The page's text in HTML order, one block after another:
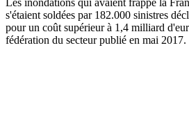
s'étaient soldées par 182.000 sinistres
pour un coût supérieur à 1,4 milliard
fédération du secteur publié en mai 2017.